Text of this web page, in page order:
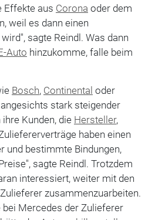
Effekte aus Corona oder dem
weil es dann einen
sagte Reindl. Was dann
Auto hinzukomme, falle beim
Bosch, Continental oder
stark steigender
Kunden, die Hersteller,
haben einen
und bestimmte Bindungen,
sagte Reindl. Trotzdem
interessiert, weiter mit den
zusammenzuarbeiten.
Mercedes der Zulieferer